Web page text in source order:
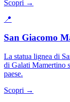
Scopri →
📍
San Giacomo
La statua lignea di
di Galati Mamertino
paese.
Scopri →